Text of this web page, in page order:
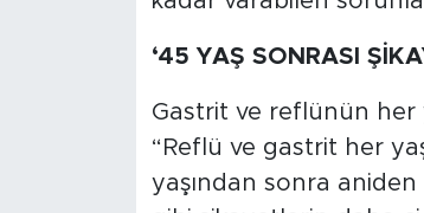
‘45 YAŞ SONRASI
Gastrit ve reflünün her
“Reflü ve gastrit her
yaşından sonra aniden